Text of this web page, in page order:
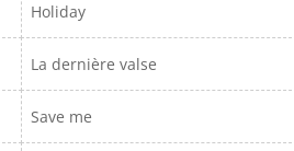
Holiday
La dernière valse
Save me